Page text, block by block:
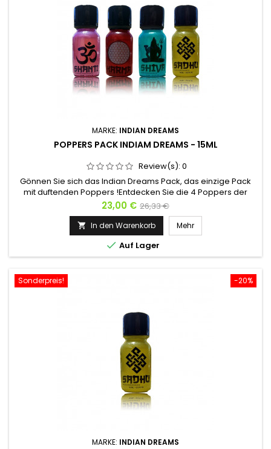
MARKE: INDIAN DREAMS
POPPERS PACK INDIAM DREAMS - 15ML
Review(s): 0
Gönnen Sie sich das Indian Dreams Pack, das einzige Pack
mit duftenden Poppers !Entdecken Sie die 4 Poppers der
Indian Dreams Kollektion : Karma: Amyl-Nitrit, Duftnote
AmberSadhu: Propyl-Nitrit, Duftnote MoschusShanti: Amyl-
Nitrit, Duftnote PatchouliShiva: Propyl-Nitrit, Duftnote Hanf
Preis
23,00 € Verkaufspreis
26,33 €
 In den Warenkorb Mehr
 Auf Lager
-20%
Sonderpreis!
MARKE: INDIAN DREAMS